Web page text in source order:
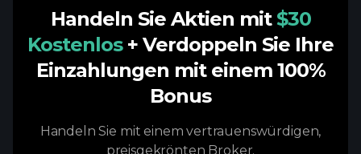
Handeln Sie Aktien mit $30
Kostenlos + Verdoppeln Sie Ihre
Einzahlungen mit einem 100%
Bonus
Handeln Sie mit einem vertrauenswürdigen,
preisgekrönten Broker.